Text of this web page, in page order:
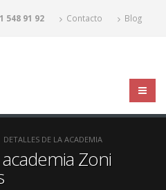
548 91 92 Contacto Blog
DETALLES DE LA ACADEMIA
Zoni